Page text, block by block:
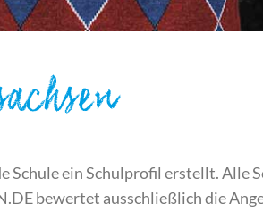
Schule ein Schulprofil erstellt. Alle
bewertet ausschließlich die